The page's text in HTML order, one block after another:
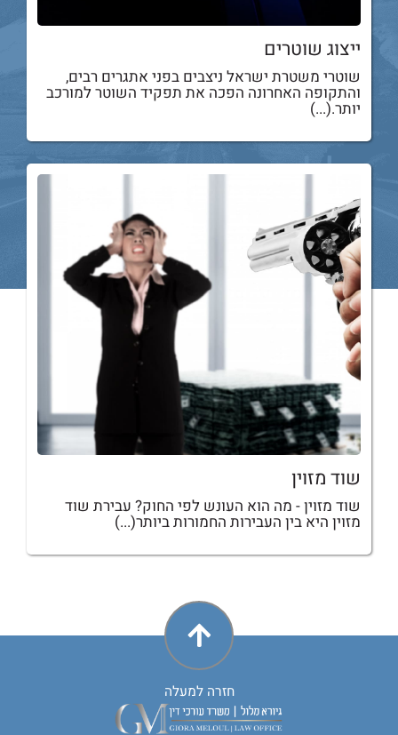
ייצוג שוטרים
שוטרי משטרת ישראל ניצבים בפני אתגרים רבים,
והתקופה האחרונה הפכה את תפקיד השוטר למורכב
יותר.(...)
שוד מזוין
שוד מזוין - מה הוא העונש לפי החוק? עבירת שוד
מזוין היא בין העבירות החמורות ביותר(...)
חזרה למעלה